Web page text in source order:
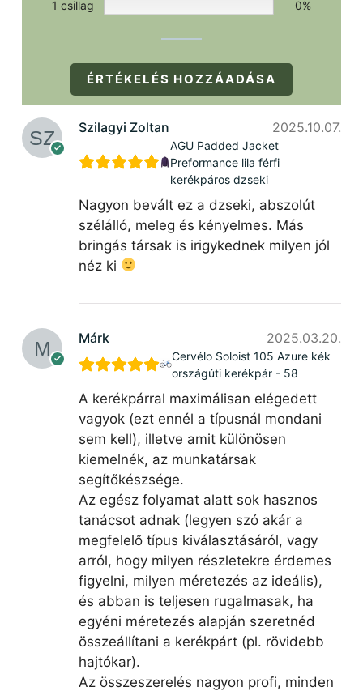
1 csillag 0%
ÉRTÉKELÉS HOZZÁADÁSA
Szilagyi Zoltan 2025.10.07.
AGU Padded Jacket
Preformance lila férfi
kerékpáros dzseki
Nagyon bevált ez a dzseki, abszolút
szélálló, meleg és kényelmes. Más
bringás társak is irigykednek milyen jól
néz ki
Márk 2025.03.20.
Cervélo Soloist 105 Azure kék
országúti kerékpár - 58
A kerékpárral maximálisan elégedett
vagyok (ezt ennél a típusnál mondani
sem kell), illetve amit különösen
kiemelnék, az munkatársak
segítőkészsége.
Az egész folyamat alatt sok hasznos
tanácsot adnak (legyen szó akár a
megfelelő típus kiválasztásáról, vagy
arról, hogy milyen részletekre érdemes
figyelni, milyen méretezés az ideális),
és abban is teljesen rugalmasak, ha
egyéni méretezés alapján szeretnéd
összeállítani a kerékpárt (pl. rövidebb
hajtókar).
Az összeszerelés nagyon profi, minden